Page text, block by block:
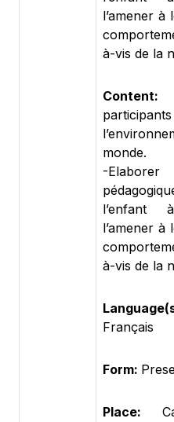
l’amener
à-vis de la
monde.
-
l’enfant
l’amener
à-vis de la
Français
Form:
Place: